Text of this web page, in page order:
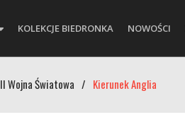
KOLEKCJE BIEDRONKA NOWOŚCI
II Wojna Światowa / Kierunek Anglia